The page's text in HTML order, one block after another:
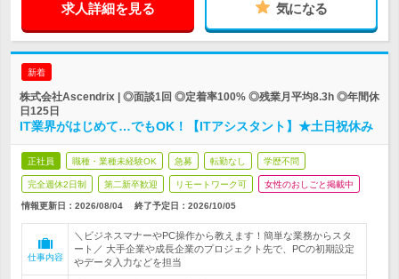
求人詳細を見る 気になる
新着
株式会社Ascendrix | ◎面談1回 ◎定着率100% ◎残業月平均8.3h ◎年間休
日125日
IT業界がはじめて…でもOK！【ITアシスタント】★土日祝休み
正社員 職種・業種未経験OK 急募 転勤なし 学歴不問
完全週休2日制 第二新卒歓迎 リモートワーク可 女性のおしごと掲載中
情報更新日：2026/08/04 終了予定日： 2026/10/05
仕事内容
＼ビジネスマナーやPC操作から教えます！簡単な業務からスタ
ート／ 大手企業や成長企業のプロジェクト先で、PCの初期設定
やデータ入力などを担当